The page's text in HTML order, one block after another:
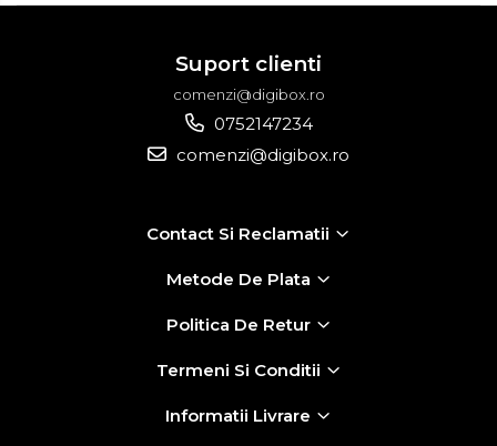
Suport clienti
comenzi@digibox.ro
0752147234
comenzi@digibox.ro
Contact Si Reclamatii
Metode De Plata
Politica De Retur
Termeni Si Conditii
Informatii Livrare